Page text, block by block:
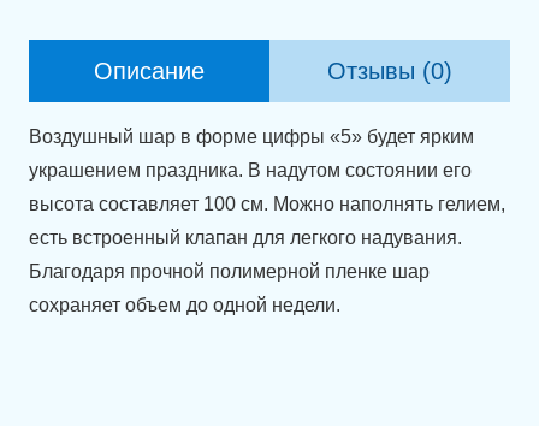
(100
Описание Отзывы (0)
Воздушный шар в форме цифры «5» будет ярким
украшением праздника. В надутом состоянии его
высота составляет 100 см. Можно наполнять гелием,
есть встроенный клапан для легкого надувания.
Благодаря прочной полимерной пленке шар
сохраняет объем до одной недели.